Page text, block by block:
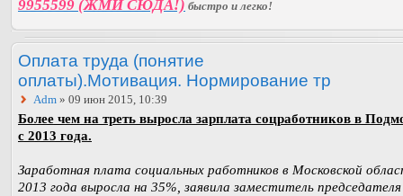
9955599 (ЖМИ СЮДА!) быстро и легко!
Оплата труда (понятие
оплаты).Мотивация. Нормирование тр
Adm » 09 июн 2015, 10:39
Более чем на треть выросла зарплата соцработников в
с 2013 года.
Заработная плата социальных работников в Московской
2013 года выросла на 35%, заявила заместитель председателя